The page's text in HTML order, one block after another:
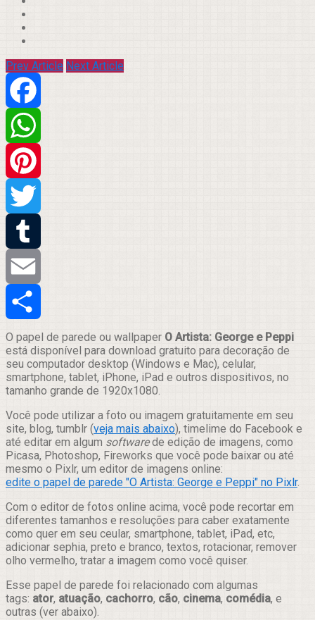
Prev Article Next Article
Facebook
WhatsApp
Pinterest
Twitter
Tumblr
Email
Compartilhar
O papel de parede ou wallpaper O Artista: George e Peppi
está disponível para download gratuito para decoração de
seu computador desktop (Windows e Mac), celular,
smartphone, tablet, iPhone, iPad e outros dispositivos, no
tamanho grande de 1920x1080.
Você pode utilizar a foto ou imagem gratuitamente em seu
site, blog, tumblr (veja mais abaixo), timelime do Facebook e
até editar em algum softwarede edição de imagens, como
Picasa, Photoshop, Fireworks que você pode baixar ou até
mesmo o Pixlr, um editor de imagens online:
edite o papel de parede "O Artista: George e Peppi" no Pixlr.
Com o editor de fotos online acima, você pode recortar em
diferentes tamanhos e resoluções para caber exatamente
como quer em seu ceular, smartphone, tablet, iPad, etc,
adicionar sephia, preto e branco, textos, rotacionar, remover
olho vermelho, tratar a imagem como você quiser.
Esse papel de parede foi relacionado com algumas
tags: ator, atuação, cachorro, cão, cinema, comédia, e
outras (ver abaixo).